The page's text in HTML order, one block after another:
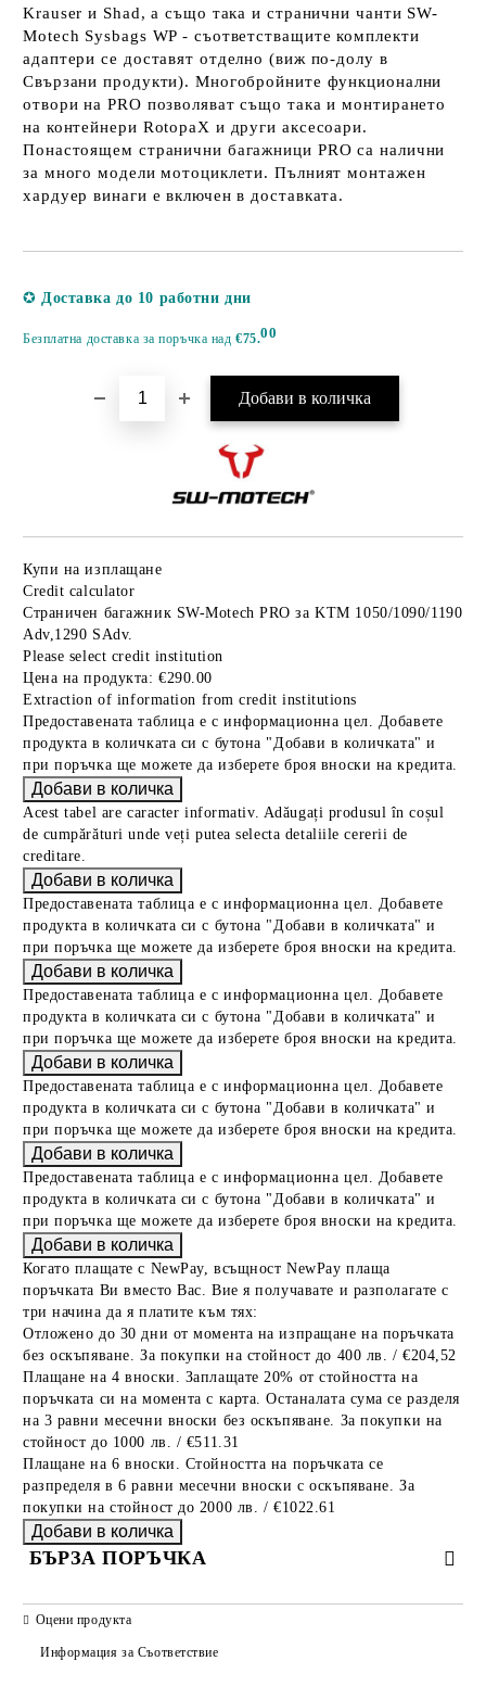
Krauser и Shad, а също така и странични чанти SW-
Motech Sysbags WP - съответстващите комплекти
адаптери се доставят отделно (виж по-долу в
Свързани продукти). Многобройните функционални
отвори на PRO позволяват също така и монтирането
на контейнери RotopaX и други аксесоари.
Понастоящем странични багажници PRO са налични
за много модели мотоциклети. Пълният монтажен
хардуер винаги е включен в доставката.
✪ Доставка до 10 работни дни
Безплатна доставка за поръчка над€75.00
Купи на изплащане
Credit calculator
Страничен багажник SW-Motech PRO за KTM 1050/1090/1190
Adv,1290 SAdv.
Please select credit institution
Цена на продукта: €290.00
Extraction of information from credit institutions
Предоставената таблица е с информационна цел. Добавете
продукта в количката си с бутона "Добави в количката" и
при поръчка ще можете да изберете броя вноски на кредита.
Acest tabel are caracter informativ. Adăugați produsul în coșul
de cumpărături unde veți putea selecta detaliile cererii de
creditare.
Предоставената таблица е с информационна цел. Добавете
продукта в количката си с бутона "Добави в количката" и
при поръчка ще можете да изберете броя вноски на кредита.
Предоставената таблица е с информационна цел. Добавете
продукта в количката си с бутона "Добави в количката" и
при поръчка ще можете да изберете броя вноски на кредита.
Предоставената таблица е с информационна цел. Добавете
продукта в количката си с бутона "Добави в количката" и
при поръчка ще можете да изберете броя вноски на кредита.
Предоставената таблица е с информационна цел. Добавете
продукта в количката си с бутона "Добави в количката" и
при поръчка ще можете да изберете броя вноски на кредита.
Когато плащате с NewPay, всъщност NewPay плаща
поръчката Ви вместо Вас. Вие я получавате и разполагате с
три начина да я платите към тях:
Отложено до 30 дни от момента на изпращане на поръчката
без оскъпяване. За покупки на стойност до 400 лв. / €204,52
Плащане на 4 вноски. Заплащате 20% от стойността на
поръчката си на момента с карта. Останалата сума се разделя
на 3 равни месечни вноски без оскъпяване. За покупки на
стойност до 1000 лв. / €511.31
Плащане на 6 вноски. Стойността на поръчката се
разпределя в 6 равни месечни вноски с оскъпяване. За
покупки на стойност до 2000 лв. / €1022.61
БЪРЗА ПОРЪЧКА
Оцени продукта
Информация за Съответствие